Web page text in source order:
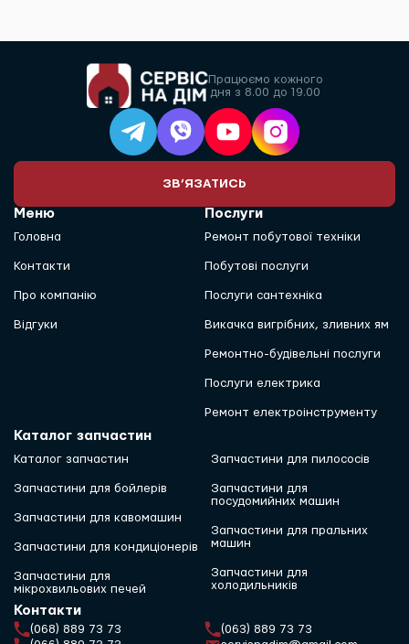
Працюємо кожного
дня з 8.00 до 19.00
ЗВ’ЯЗАТИСЬ
Меню
Головна
Контакти
Про компанію
Відгуки
Послуги
Ремонт побутової техніки
Побутові послуги
Послуги сантехніка
Викачка вигрібних, зливних ям
Ремонтно-будівельні послуги
Послуги електрика
Ремонт електроінструменту
Каталог запчастин
Каталог запчастин
Запчастини для бойлерів
Запчастини для кавомашин
Запчастини для кондиціонерів
Запчастини для
мікрохвильових печей
Запчастини для пилососів
Запчастини для
посудомийних машин
Запчастини для пральних
машин
Запчастини для
холодильників
Контакти
(068) 889 73 73
(063) 889 73 73